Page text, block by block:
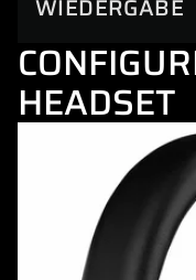
WIEDERGABE
HEADSET